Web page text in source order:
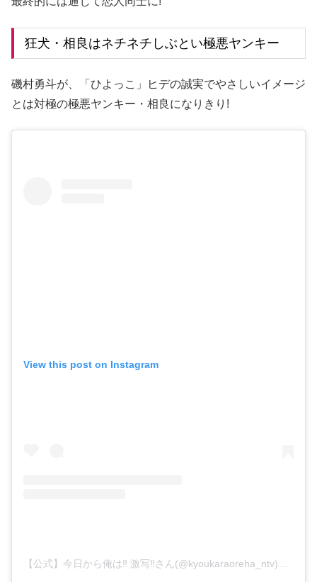
狂犬・相良はネチネチしぶとい極悪ヤンキー
磯村勇斗が、「ひよっこ」ヒデの誠実でやさしいイメージ
とは対極の極悪ヤンキー・相良になりきり!
View this post on Instagram